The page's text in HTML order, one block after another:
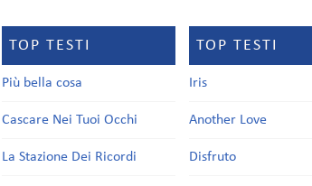
TOP TESTI
Più bella cosa
Cascare Nei Tuoi Occhi
La Stazione Dei Ricordi
TOP TESTI
Iris
Another Love
Disfruto